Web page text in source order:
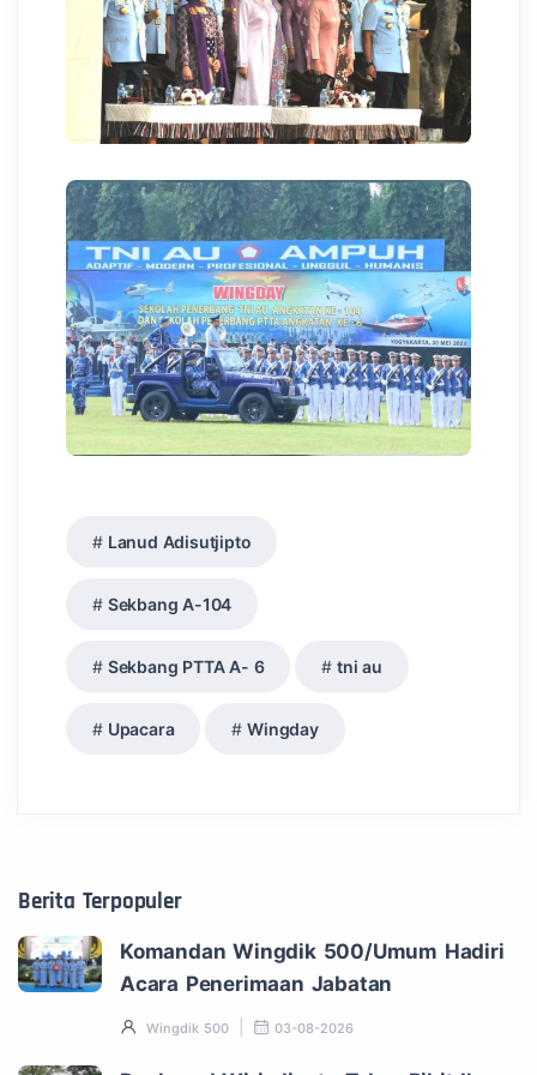
Lanud Adisutjipto
Sekbang A-104
Sekbang PTTA A- 6 tni au
Upacara Wingday
Berita Terpopuler
Komandan Wingdik 500/Umum Hadiri
Acara Penerimaan Jabatan
Wingdik 500 03-08-2026